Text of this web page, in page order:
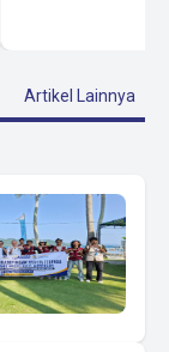
Artikel Lainnya